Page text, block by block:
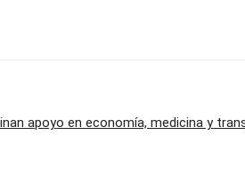
apoyo en economía, medicina y